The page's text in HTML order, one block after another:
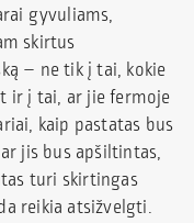
gyvuliams,
skirtus
– ne tik į tai, kokie
ir į tai, ar jie fermoje
kaip pastatas bus
jis bus apšiltintas,
turi skirtingas
reikia atsižvelgti.